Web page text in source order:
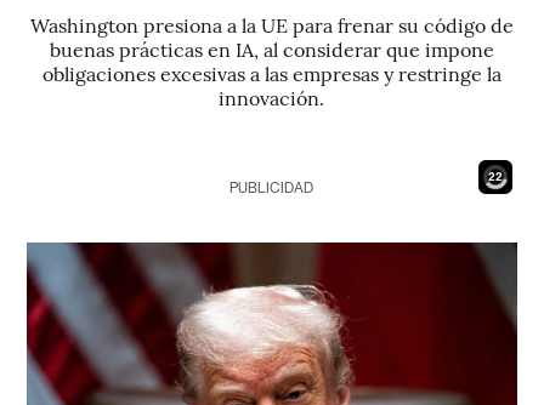
Washington presiona a la UE para frenar su código de
buenas prácticas en IA, al considerar que impone
obligaciones excesivas a las empresas y restringe la
innovación.
20
PUBLICIDAD